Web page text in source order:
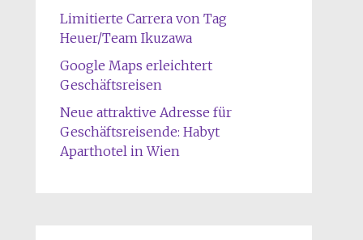
Limitierte Carrera von Tag
Heuer/Team Ikuzawa
Google Maps erleichtert
Geschäftsreisen
Neue attraktive Adresse für
Geschäftsreisende: Habyt
Aparthotel in Wien